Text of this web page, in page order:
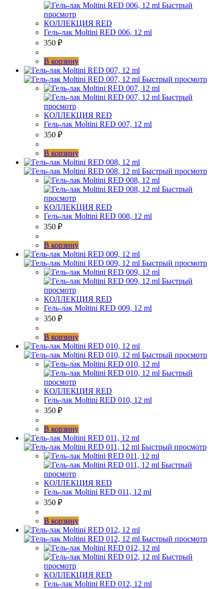
Быстрый
просмотр
КОЛЛЕКЦИЯ RED
Гель-лак Moltini RED 006, 12 ml
350 ₽
В корзину
Быстрый просмотр
Быстрый
просмотр
КОЛЛЕКЦИЯ RED
Гель-лак Moltini RED 007, 12 ml
350 ₽
В корзину
Быстрый просмотр
Быстрый
просмотр
КОЛЛЕКЦИЯ RED
Гель-лак Moltini RED 008, 12 ml
350 ₽
В корзину
Быстрый просмотр
Быстрый
просмотр
КОЛЛЕКЦИЯ RED
Гель-лак Moltini RED 009, 12 ml
350 ₽
В корзину
Быстрый просмотр
Быстрый
просмотр
КОЛЛЕКЦИЯ RED
Гель-лак Moltini RED 010, 12 ml
350 ₽
В корзину
Быстрый просмотр
Быстрый
просмотр
КОЛЛЕКЦИЯ RED
Гель-лак Moltini RED 011, 12 ml
350 ₽
В корзину
Быстрый просмотр
Быстрый
просмотр
КОЛЛЕКЦИЯ RED
Гель-лак Moltini RED 012, 12 ml